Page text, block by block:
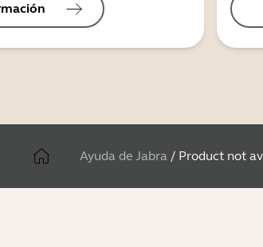
Ayuda de Jabra / Product not